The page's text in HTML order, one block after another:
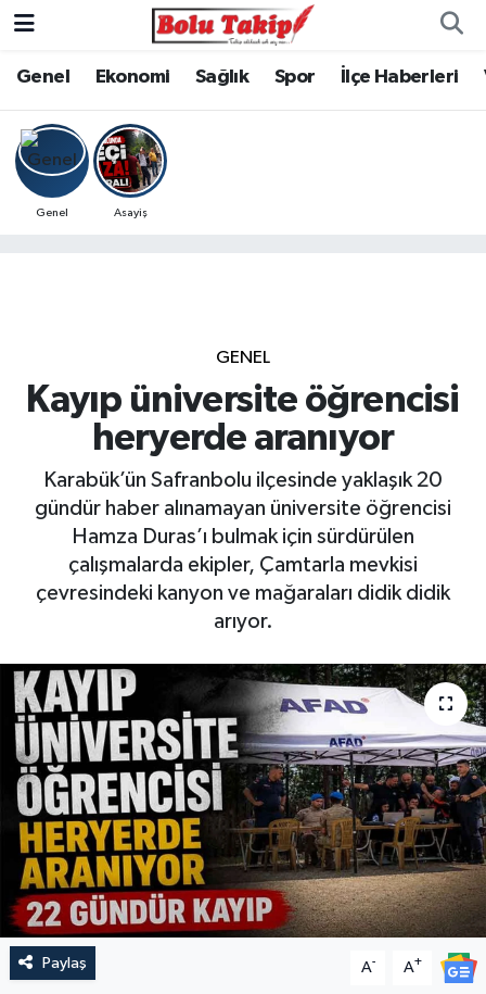
Genel Ekonomi Sağlık Spor İlçe Haberleri
Genel Asayiş
GENEL
Kayıp üniversite öğrencisi
heryerde aranıyor
Karabük’ün Safranbolu ilçesinde yaklaşık 20
gündür haber alınamayan üniversite öğrencisi
Hamza Duras’ı bulmak için sürdürülen
çalışmalarda ekipler, Çamtarla mevkisi
çevresindeki kanyon ve mağaraları didik didik
arıyor.
Paylaş A- A+